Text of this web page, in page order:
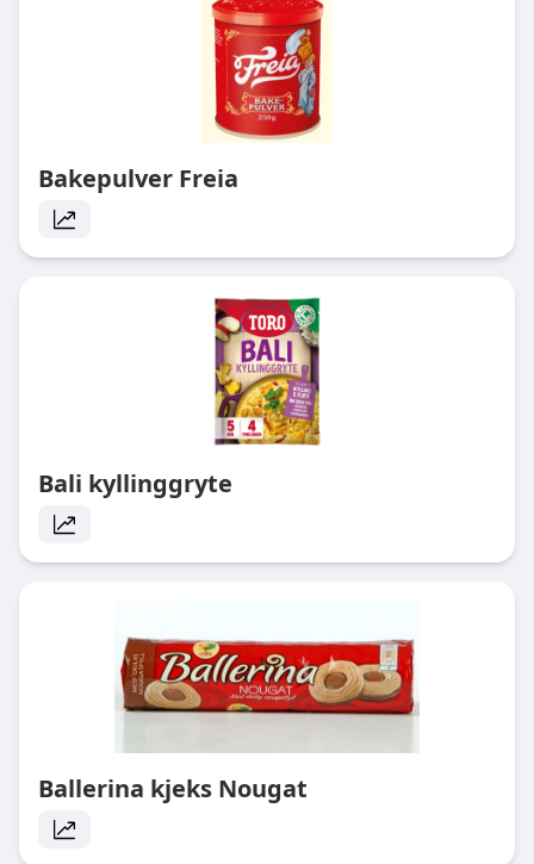
Bakepulver Freia
Bali kyllinggryte
Ballerina kjeks Nougat